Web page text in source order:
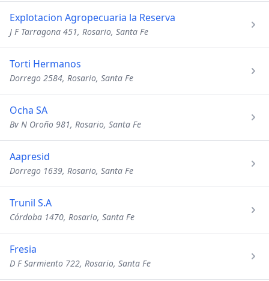
Explotacion Agropecuaria la Reserva
J F Tarragona 451, Rosario, Santa Fe
Torti Hermanos
Dorrego 2584, Rosario, Santa Fe
Ocha SA
Bv N Oroño 981, Rosario, Santa Fe
Aapresid
Dorrego 1639, Rosario, Santa Fe
Trunil S.A
Córdoba 1470, Rosario, Santa Fe
Fresia
D F Sarmiento 722, Rosario, Santa Fe